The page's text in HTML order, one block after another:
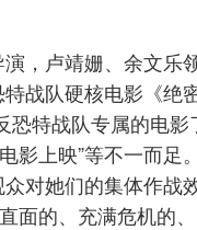
，卢靖姗、余文乐
战队硬核电影《绝
特战队专属的电影
影上映”等不一而足
对她们的集体作战
面的、充满危机的